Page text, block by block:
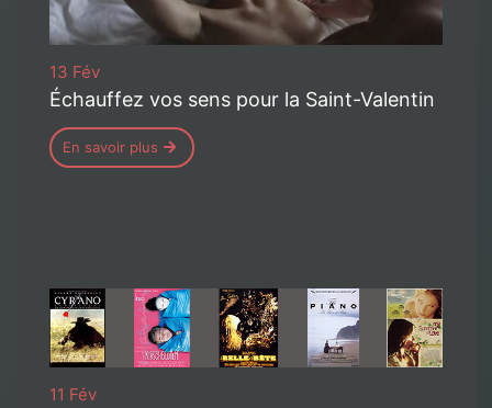
13 Fév
Échauffez vos sens pour la Saint-Valentin
En savoir plus
11 Fév